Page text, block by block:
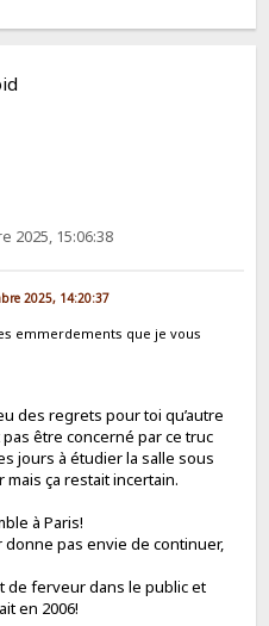
2025, 15:06:38
2025, 14:20:37
emmerdements que je vous
des regrets pour toi qu’autre
pas être concerné par ce truc
jours à étudier la salle sous
mais ça restait incertain.
à Paris!
donne pas envie de continuer,
de ferveur dans le public et
en 2006!